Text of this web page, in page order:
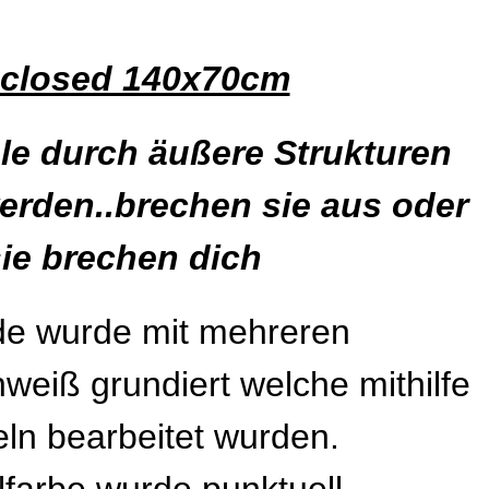
140x70cm
durch äußere Strukturen
sie aus oder
brechen dich
wurde mit mehreren
grundiert welche mithilfe
bearbeitet wurden.